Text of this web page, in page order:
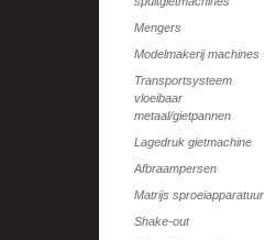
Mengers
Modelmakerij machines
Transportsysteem
vloeibaar
metaal/gietpannen
Lagedruk gietmachine
Afbraampersen
Matrijs sproeiapparatuur
Shake-out